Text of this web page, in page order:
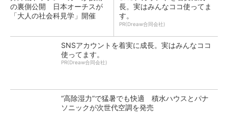
の裏側公開 日本オーチスが
「大人の社会科見学」開催
長。実はみんなココ使ってま
す。
PR(Dreaw合同会社)
SNSアカウントを着実に成長。実はみんなココ
使ってます。
PR(Dreaw合同会社)
“高除湿力”で猛暑でも快適 積水ハウスとパナ
ソニックが次世代空調を発売